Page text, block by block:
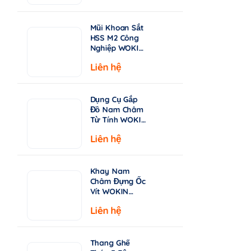
Cứng
Mũi Khoan Sắt
HSS M2 Công
Nghiệp WOKIN
| Tiêu Chuẩn
Liên hệ
Dụng Cụ Gắp
Đồ Nam Châm
Từ Tính WOKIN
Rút Dài 130-
Liên hệ
Khay Nam
Châm Đựng Ốc
Vít WOKIN
Đường Kính
Liên hệ
Thang Ghế